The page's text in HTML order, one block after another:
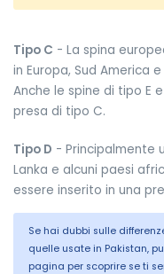
Tipo C - La spina
in Europa, Sud America
Anche le spine di tipo E
presa di tipo C.
Tipo D - Principalmente
Lanka e alcuni paesi
essere inserito in una
Se hai dubbi sulle
quelle usate in Pakistan,
pagina per scoprire se ti